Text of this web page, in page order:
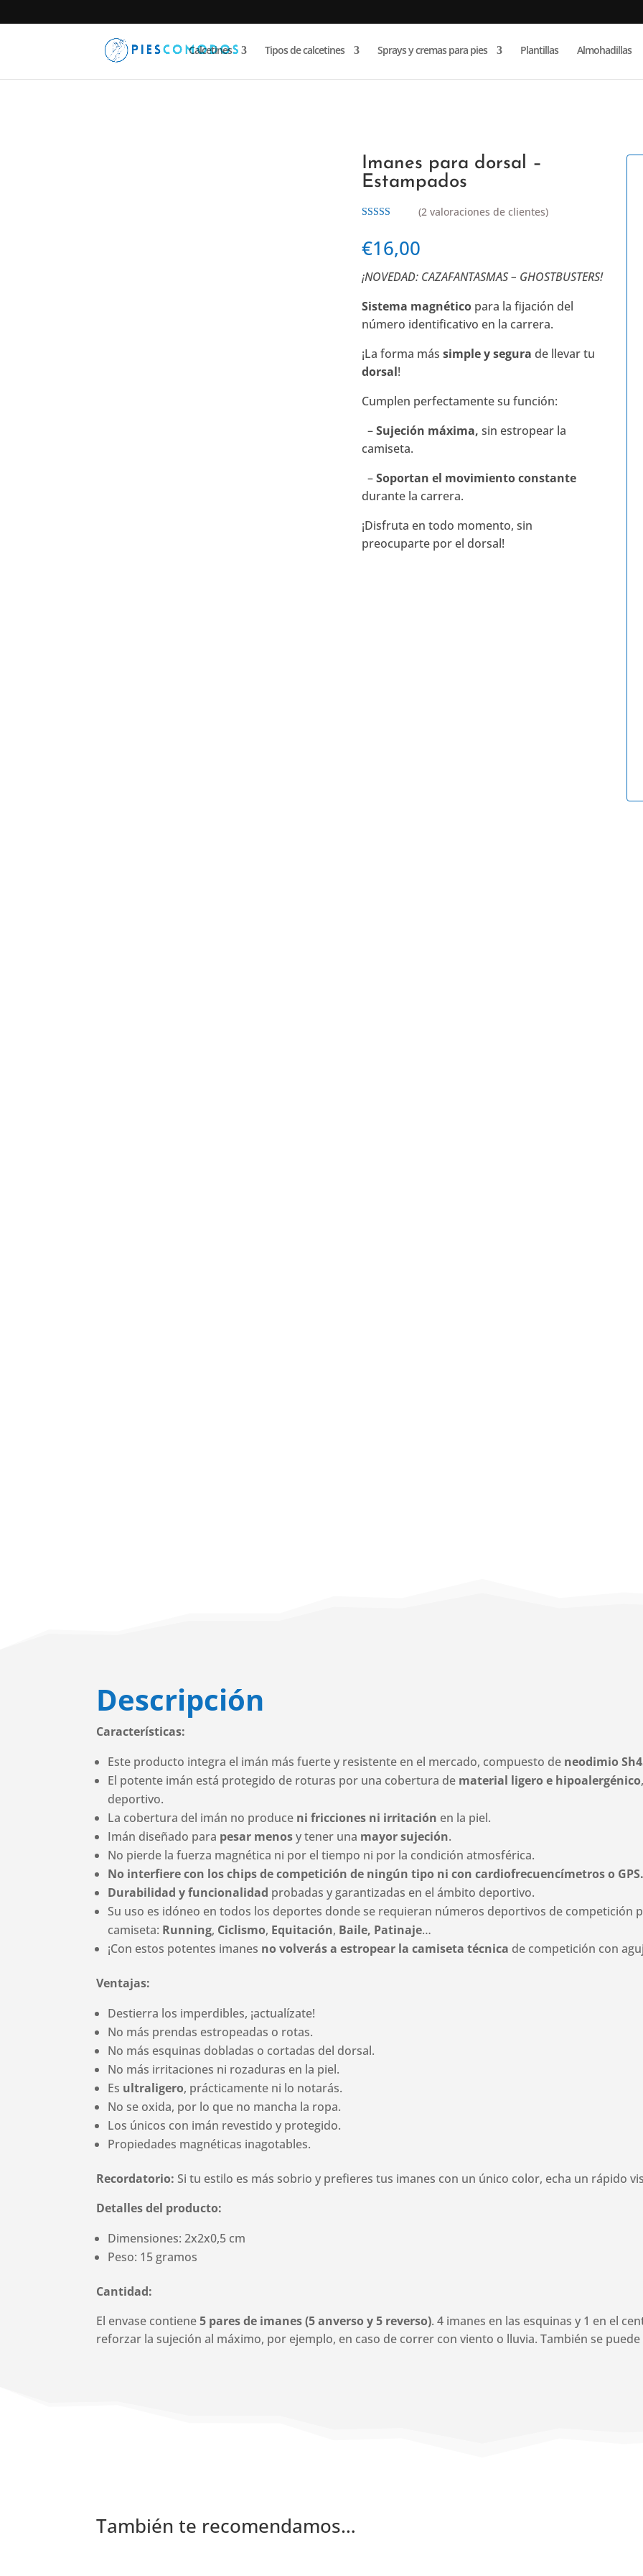
Calcetines Tipos de calcetines Sprays y cremas para pies Plantillas Almohadillas
Imanes para dorsal –
Estampados
base a
valoraciones
(2 valoraciones de clientes)
€16,00
¡NOVEDAD: CAZAFANTASMAS – GHOSTBUSTERS!
Sistema magnéticopara la fijación del
número identificativo en la carrera.
¡La forma más simple y segura de llevar tu
dorsal!
Cumplen perfectamente su función:
–Sujeción máxima, sin estropear la
camiseta.
–Soportan el movimiento constante
durante la carrera.
¡Disfruta en todo momento, sin
preocuparte por el dorsal!
Descripción
Características:
Este producto integra el imán más fuerte y resistente en el mercado, compuesto de neodimio
El potente imán está protegido de roturas por una cobertura de material ligero e hipoalergénico
deportivo.
La cobertura del imán no produce ni fricciones ni irritación en la piel.
Imán diseñado para pesar menosy tener una mayor sujeción.
No pierde la fuerza magnética ni por el tiempo ni por la condición atmosférica.
No interfiere con los chips de competición de ningún tipo ni con cardiofrecuencímetros o GPS.
Durabilidad y funcionalidad probadas y garantizadas en el ámbito deportivo.
Su uso es idóneo en todos los deportes donde se requieran números deportivos de competición
camiseta: Running, Ciclismo, Equitación, Baile, Patinaje…
¡Con estos potentes imanes no volverás a estropear la camiseta técnica de competición con
Ventajas:
Destierra los imperdibles, ¡actualízate!
No más prendas estropeadas o rotas.
No más esquinas dobladas o cortadas del dorsal.
No más irritaciones ni rozaduras en la piel.
Es ultraligero, prácticamente ni lo notarás.
No se oxida, por lo que no mancha la ropa.
Los únicos con imán revestido y protegido.
Propiedades magnéticas inagotables.
Recordatorio: Si tu estilo es más sobrio y prefieres tus imanes con un único color, echa un rápido
Detalles del producto:
Dimensiones: 2x2x0,5 cm
Peso: 15 gramos
Cantidad:
El envase contiene5 pares de imanes (5 anverso y 5 reverso). 4 imanes en las esquinas y 1 en el
reforzar la sujeción al máximo, por ejemplo, en caso de correr con viento o lluvia. También se
También te recomendamos…